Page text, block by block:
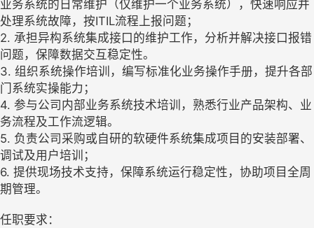
业务系统的日常维护（仅维护一个业务系统），快速响应并
处理系统故障，按ITIL流程上报问题；
2. 承担异构系统集成接口的维护工作，分析并解决接口报错
问题，保障数据交互稳定性。
3. 组织系统操作培训，编写标准化业务操作手册，提升各部
门系统实操能力；
4. 参与公司内部业务系统技术培训，熟悉行业产品架构、业
务流程及工作流逻辑。
5. 负责公司采购或自研的软硬件系统集成项目的安装部署、
调试及用户培训；
6. 提供现场技术支持，保障系统运行稳定性，协助项目全周
期管理。
任职要求：